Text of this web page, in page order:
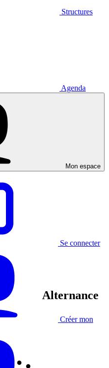
Structures
Agenda
Mon espace
Se connecter
Créer mon
Alternance